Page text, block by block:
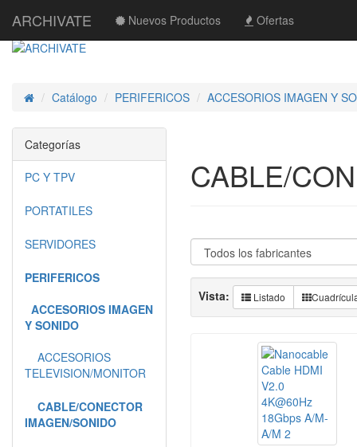
ARCHIVATE Nuevos Productos Ofertas
InicioCatálogo PERIFERICOS ACCESORIOS IMAGEN Y
CABLE/
Vista: Listado
Categorías
PC Y TPV
PORTATILES
SERVIDORES
PERIFERICOS
ACCESORIOS IMAGEN
Y SONIDO
ACCESORIOS
TELEVISION/MONITOR
CABLE/CONECTOR
IMAGEN/SONIDO